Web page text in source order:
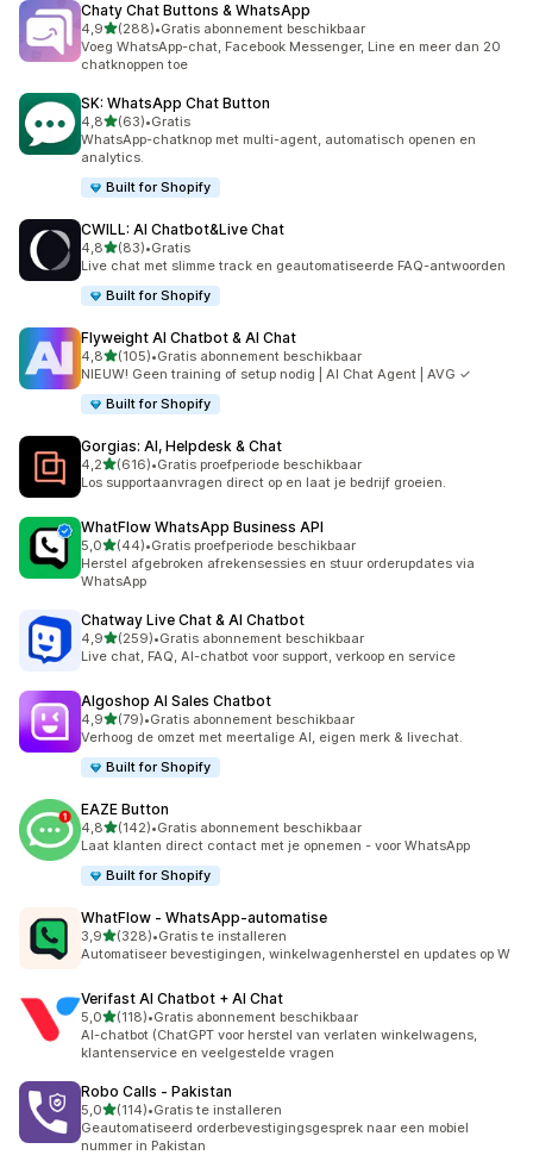
Chaty Chat Buttons & WhatsApp
4,9van 5 sterren
(288)
288 recensies in totaal
•Gratis abonnement beschikbaar
Voeg WhatsApp-chat, Facebook Messenger, Line en meer dan 20
chatknoppen toe
SK: WhatsApp Chat Button
4,8van 5 sterren
(63)
63 recensies in totaal
•Gratis
WhatsApp-chatknop met multi-agent, automatisch openen en
analytics.
Built for Shopify
CWILL: AI Chatbot&Live Chat
4,8van 5 sterren
(83)
83 recensies in totaal
•Gratis
Live chat met slimme track en geautomatiseerde FAQ-antwoorden
Built for Shopify
Flyweight AI Chatbot & AI Chat
4,8van 5 sterren
(105)
105 recensies in totaal
•Gratis abonnement beschikbaar
NIEUW! Geen training of setup nodig | AI Chat Agent | AVG ✓
Built for Shopify
Gorgias: AI, Helpdesk & Chat
4,2van 5 sterren
(616)
616 recensies in totaal
•Gratis proefperiode beschikbaar
Los supportaanvragen direct op en laat je bedrijf groeien.
WhatFlow WhatsApp Business API
5,0van 5 sterren
(44)
44 recensies in totaal
•Gratis proefperiode beschikbaar
Herstel afgebroken afrekensessies en stuur orderupdates via
WhatsApp
Chatway Live Chat & AI Chatbot
4,9van 5 sterren
(259)
259 recensies in totaal
•Gratis abonnement beschikbaar
Live chat, FAQ, AI-chatbot voor support, verkoop en service
Algoshop AI Sales Chatbot
4,9van 5 sterren
(79)
79 recensies in totaal
•Gratis abonnement beschikbaar
Verhoog de omzet met meertalige AI, eigen merk & livechat.
Built for Shopify
EAZE Button
4,8van 5 sterren
(142)
142 recensies in totaal
•Gratis abonnement beschikbaar
Laat klanten direct contact met je opnemen - voor WhatsApp
Built for Shopify
WhatFlow ‑ WhatsApp‑automatise
3,9van 5 sterren
(328)
328 recensies in totaal
•Gratis te installeren
Automatiseer bevestigingen, winkelwagenherstel en updates op W
Verifast AI Chatbot + AI Chat
5,0van 5 sterren
(118)
118 recensies in totaal
•Gratis abonnement beschikbaar
AI-chatbot (ChatGPT voor herstel van verlaten winkelwagens,
klantenservice en veelgestelde vragen
Robo Calls ‑ Pakistan
5,0van 5 sterren
(114)
114 recensies in totaal
•Gratis te installeren
Geautomatiseerd orderbevestigingsgesprek naar een mobiel
nummer in Pakistan